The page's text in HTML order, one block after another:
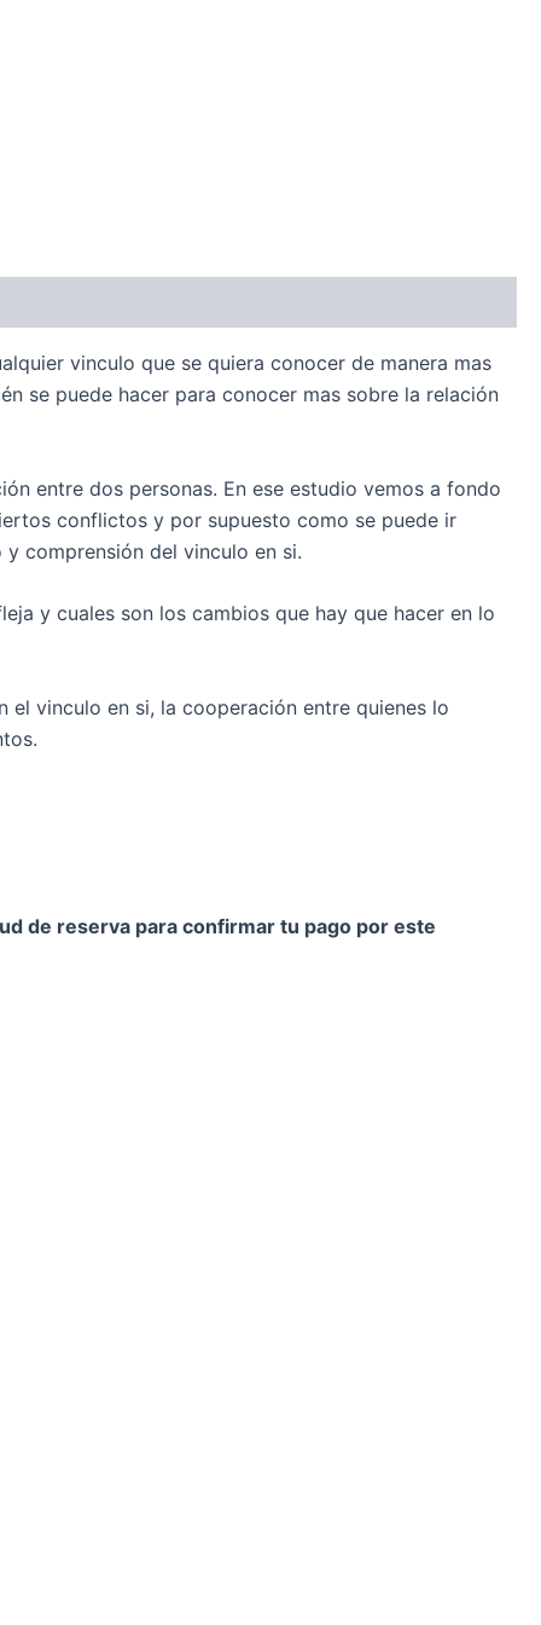
vinculo que se quiera conocer de manera mas
se puede hacer para conocer mas sobre la relación
entre dos personas. En ese estudio vemos a fondo
conflictos y por supuesto como se puede ir
comprensión del vinculo en si.
y cuales son los cambios que hay que hacer en lo
vinculo en si, la cooperación entre quienes lo
de reserva para confirmar tu pago por este